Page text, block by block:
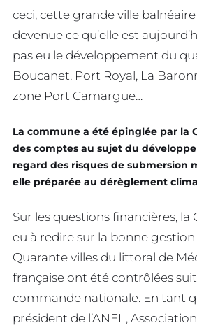
ceci, cette grande ville
devenue ce qu’elle est
pas eu le développement du
Boucanet, Port Royal, La
zone Port Camargue…
La commune a été épinglée par la
des comptes au sujet du
regard des risques de submersion
elle préparée au dérèglement
Sur les questions financières, la
eu à redire sur la bonne
Quarante villes du littoral de
française ont été contrôlées
commande nationale. En tant
président de l’ANEL,